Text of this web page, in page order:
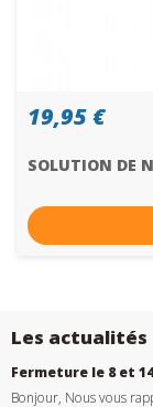
19,95 €
SOLUTION DE
Les actualités
Fermeture le 8 et
Bonjour, Nous vous